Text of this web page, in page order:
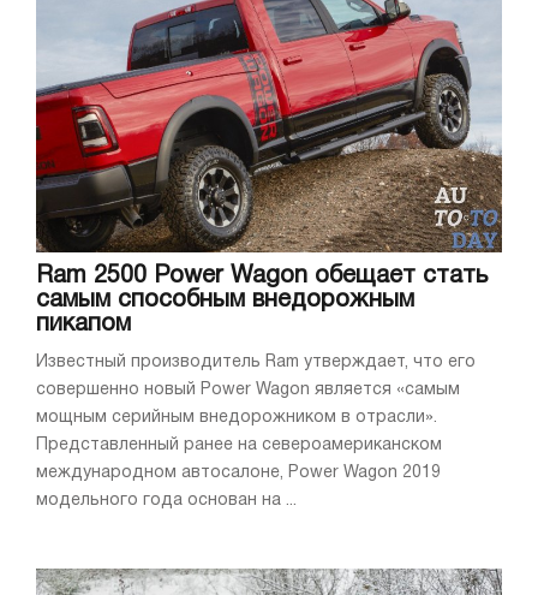
Ram 2500 Power Wagon обещает стать
самым способным внедорожным
пикапом
Известный производитель Ram утверждает, что его
совершенно новый Power Wagon является «самым
мощным серийным внедорожником в отрасли».
Представленный ранее на североамериканском
международном автосалоне, Power Wagon 2019
модельного года основан на ...